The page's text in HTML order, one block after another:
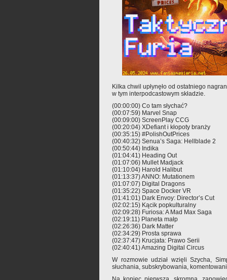
Kilka chwil upłynęło od ostatniego
w tym interpodcastowym składzie.
(00:00:00) Co tam słychać?
(00:07:59) Marvel Snap
(00:09:00) ScreenPlay CCG
(00:20:04) XDefiant i kłopoty branży
(00:35:15) #PolishOutPrices
(00:40:32) Senua’s Saga: Hellblade 2
(00:50:44) Indika
(01:04:41) Heading Out
(01:07:06) Mullet Madjack
(01:10:04) Harold Halibut
(01:13:37) ANNO: Mutationem
(01:07:07) Digital Dragons
(01:35:22) Space Docker VR
(01:41:01) Dark Envoy: Director’s Cut
(02:02:15) Kącik popkulturalny
(02:09:28) Furiosa: A Mad Max Saga
(02:19:11) Planeta małp
(02:26:36) Dark Matter
(02:34:29) Prosta sprawa
(02:37:47) Krucjata: Prawo Serii
(02:40:41) Amazing Digital Circus
W rozmowie udział wzięli Szycha,
słuchania, subskrybowania,